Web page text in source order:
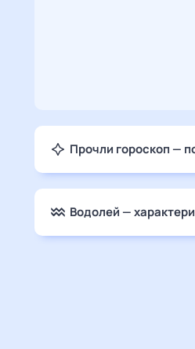
Прочли гороскоп —
Водолей —